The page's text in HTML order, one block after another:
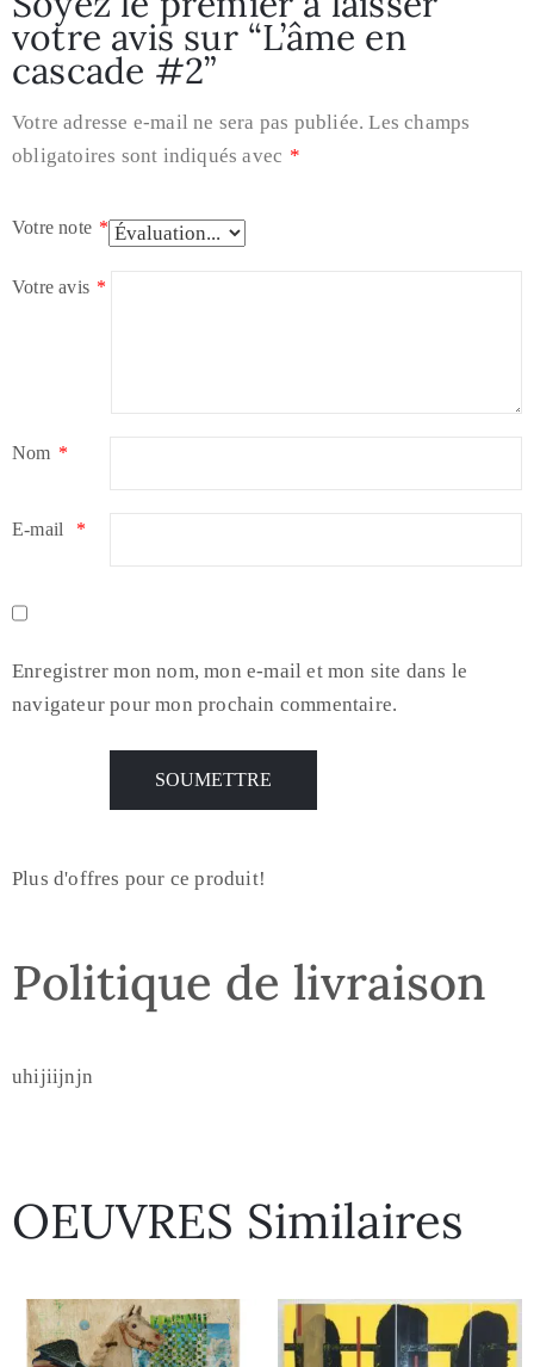
votre avis sur “L’âme en
cascade #2”
Votre adresse e-mail ne sera pas publiée. Les champs
obligatoires sont indiqués avec *
Votre note *
Votre avis *
Nom *
E-mail *
Enregistrer mon nom, mon e-mail et mon site dans le
navigateur pour mon prochain commentaire.
Plus d'offres pour ce produit!
Politique de livraison
uhijiijnjn
OEUVRES Similaires